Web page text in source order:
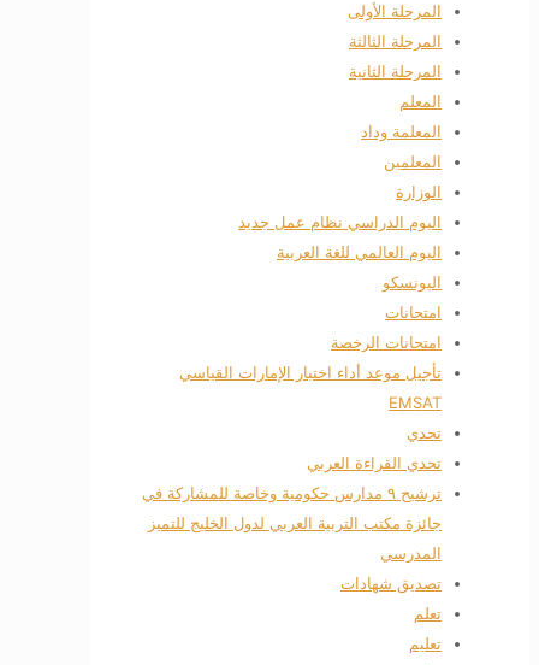
المرحلة الأولى
المرحلة الثالثة
المرحلة الثانية
المعلم
المعلمة وداد
المعلمين
الوزارة
اليوم الدراسي نظام عمل جديد
اليوم العالمي للغة العربية
اليونسكو
امتحانات
امتحانات الرخصة
تأجيل موعد أداء اختبار الإمارات القياسي
EMSAT
تحدي
تحدي القراءة العربي
ترشيح ٩ مدارس حكومية وخاصة للمشاركة في
جائزة مكتب التربية العربي لدول الخليج للتميز
المدرسي
تصديق شهادات
تعلم
تعليم